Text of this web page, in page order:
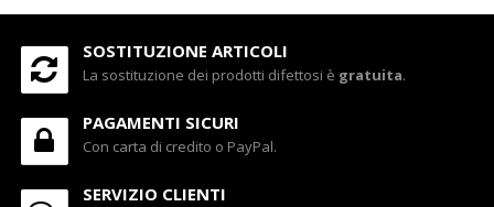
SOSTITUZIONE ARTICOLI
La sostituzione dei prodotti difettosi è gratuita.
PAGAMENTI SICURI
Con carta di credito o PayPal.
SERVIZIO CLIENTI